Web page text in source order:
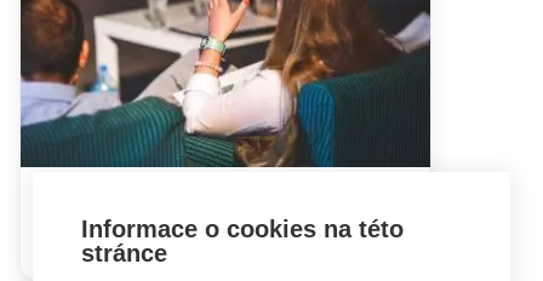
ublížit i prospět
Informace o cookies na této
stránce